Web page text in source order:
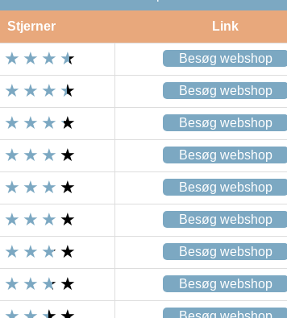
Stjerner Link
Besøg webshop
Besøg webshop
Besøg webshop
Besøg webshop
Besøg webshop
Besøg webshop
Besøg webshop
Besøg webshop